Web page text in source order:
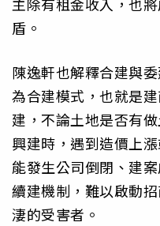
盾。
陳逸軒也解釋合建與
為合建模式，也就是
建，不論土地是否有
興建時，遇到造價上
能發生公司倒閉、建
續建機制，難以啟動
淒的受害者。